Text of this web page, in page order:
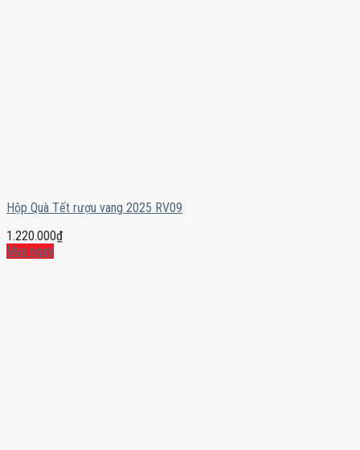
Hộp Quà Tết rượu vang 2025 RV09
1.220.000₫
Mua ngay